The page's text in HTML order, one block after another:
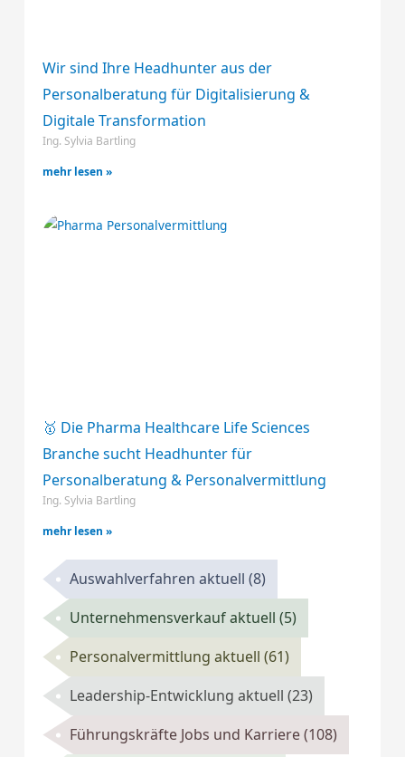
Wir sind Ihre Headhunter aus der
Personalberatung für Digitalisierung &
Digitale Transformation
Ing. Sylvia Bartling
mehr lesen »
🥇 Die Pharma Healthcare Life Sciences
Branche sucht Headhunter für
Personalberatung & Personalvermittlung
Ing. Sylvia Bartling
mehr lesen »
Auswahlverfahren aktuell(8)
Unternehmensverkauf aktuell(5)
Personalvermittlung aktuell(61)
Leadership-Entwicklung aktuell(23)
Führungskräfte Jobs und Karriere(108)